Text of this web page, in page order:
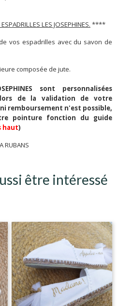
LES JOSEPHINES. ****
vos espadrilles avec du savon de
composée de jute.
sont personnalisées
de la validation de votre
remboursement n'est possible,
pointure fonction du guide
haut)
RUBANS
être intéressé